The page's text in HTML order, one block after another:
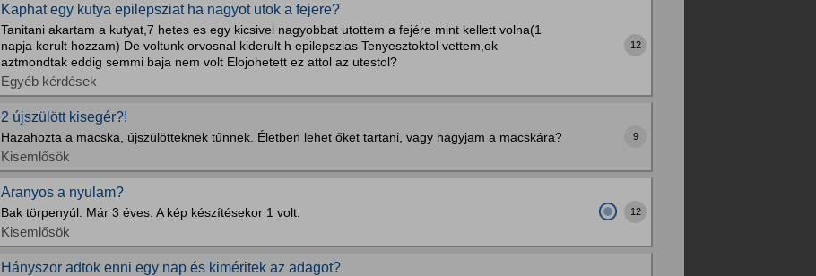
Kaphat egy kutya epilepsziat ha nagyot utok a fejere?
Tanitani akartam a kutyat,7 hetes es egy kicsivel nagyobbat utottem a fejére mint kellett volna(1
napja kerult hozzam) De voltunk orvosnal kiderult h epilepszias Tenyesztoktol vettem,ok
aztmondtak eddig semmi baja nem volt Elojohetett ez attol az utestol?
Egyéb kérdések
12
2 újszülött kisegér?!
Hazahozta a macska, újszülötteknek tűnnek. Életben lehet őket tartani, vagy hagyjam a macskára?
Kisemlősök
9
Aranyos a nyulam?
Bak törpenyúl. Már 3 éves. A kép készítésekor 1 volt.
Kisemlősök
12
Hányszor adtok enni egy nap és kiméritek az adagot?